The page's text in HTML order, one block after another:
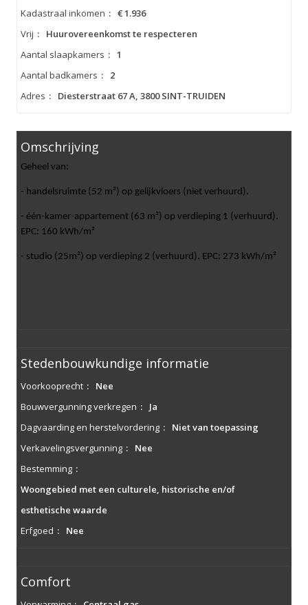
Kadastraal inkomen : € 1.936
Vrij :
Huurovereenkomst te respecteren
Aantal slaapkamers : 1
Aantal badkamers :
2
Adres : Diesterstraat 67 A, 3800 SINT-TRUIDEN
Omschrijving
Geheel van:
- handelsruimte (52 m²) op gelijkvloers (niet verhuurd).
- één-kamer-appartement (63 m²) op verdieping 1 (verhuurd).
EPC: 160 kWh/m²
- studio (25m²) op verdieping 2 (verhuurd). EPC: 273 kWh/m²
Stedenbouwkundige informatie
Voorkooprecht :
Nee
Bouwvergunning verkregen :
Ja
Dagvaarding en herstelvordering :
Niet van toepassing
Verkavelingsvergunning :
Nee
Bestemming :
Woongebied met een culturele, historische en/of
esthetische waarde
Erfgoed : Nee
Comfort